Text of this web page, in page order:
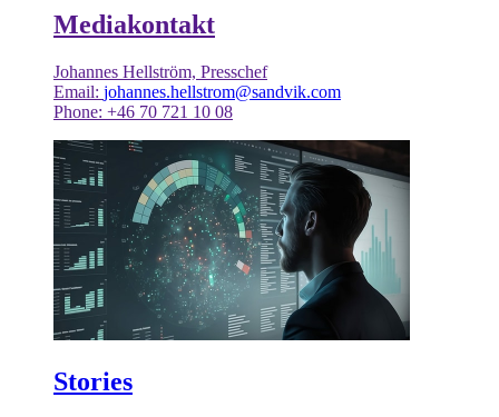
Mediakontakt
Johannes Hellström, Presschef
Email: johannes.hellstrom@sandvik.com
Phone: +46 70 721 10 08
Stories